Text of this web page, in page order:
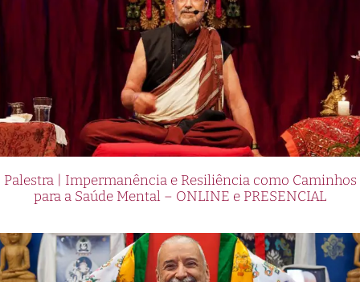
Palestra | Impermanência e Resiliência como Caminhos
para a Saúde Mental – ONLINE e PRESENCIAL